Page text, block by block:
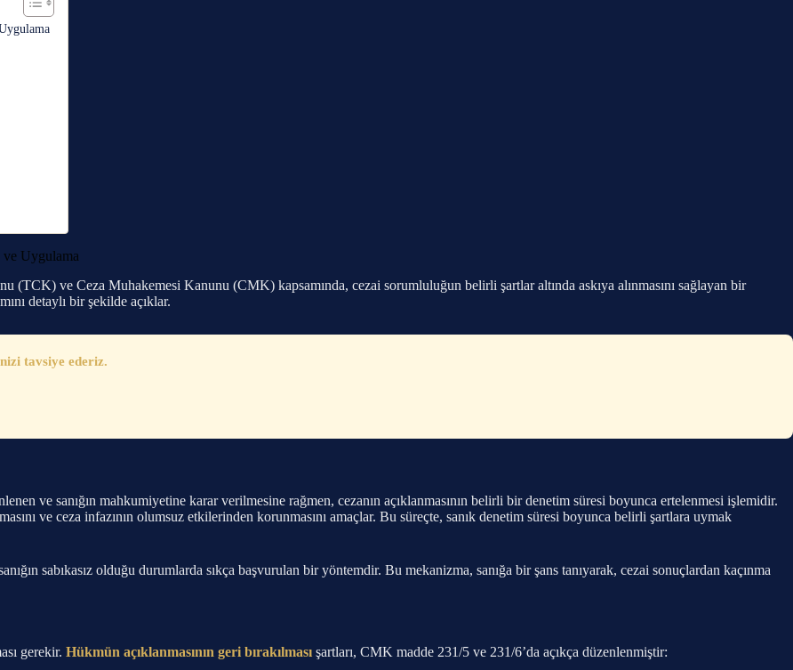
ve Uygulama
(TCK) ve Ceza Muhakemesi Kanunu (CMK) kapsamında, cezai sorumluluğun belirli şartlar altında askıya alınmasını sağlayan bir
detaylı bir şekilde açıklar.
tavsiye ederiz.
ve sanığın mahkumiyetine karar verilmesine rağmen, cezanın açıklanmasının belirli bir denetim süresi boyunca ertelenmesi işlemidir.
ve ceza infazının olumsuz etkilerinden korunmasını amaçlar. Bu süreçte, sanık denetim süresi boyunca belirli şartlara uymak
sabıkasız olduğu durumlarda sıkça başvurulan bir yöntemdir. Bu mekanizma, sanığa bir şans tanıyarak, cezai sonuçlardan kaçınma
gerekir. Hükmün açıklanmasının geri bırakılması şartları, CMK madde 231/5 ve 231/6’da açıkça düzenlenmiştir: